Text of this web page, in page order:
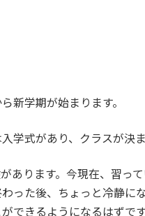
新学期が始まります。
学式があり、クラスが決
あります。今現在、習っ
った後、ちょっと冷静に
できるようになるはずで